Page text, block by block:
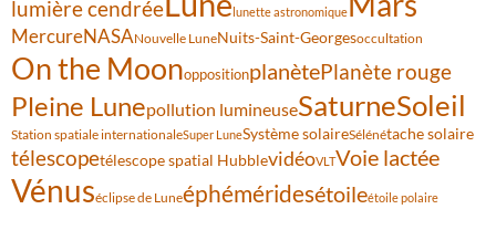
lumière cendrée lunette astronomique
MercureNASANouvelle LuneNuits-Saint-Georgesoccultation
On the MoonoppositionplanètePlanète rouge
Pleine Lunepollution lumineuseSaturneSoleil
Station spatiale internationaleSuper LuneSystème solaireSélénétache solaire
télescopetélescope spatial HubblevidéoVLTVoie lactée
Vénuséclipse de Luneéphéméridesétoileétoile polaire